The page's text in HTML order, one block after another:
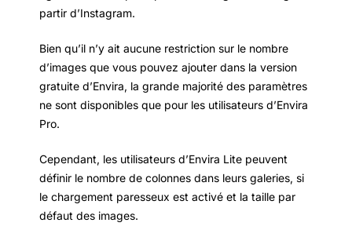
partir d’Instagram.
Bien qu’il n’y ait aucune restriction sur le nombre
d’images que vous pouvez ajouter dans la version
gratuite d’Envira, la grande majorité des paramètres
ne sont disponibles que pour les utilisateurs d’Envira
Pro.
Cependant, les utilisateurs d’Envira Lite peuvent
définir le nombre de colonnes dans leurs galeries, si
le chargement paresseux est activé et la taille par
défaut des images.